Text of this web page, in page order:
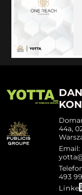
44a,
Email:
493